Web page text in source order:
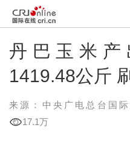
丹巴玉米
1419.48公斤
来源：中央广电总台国
17.1万